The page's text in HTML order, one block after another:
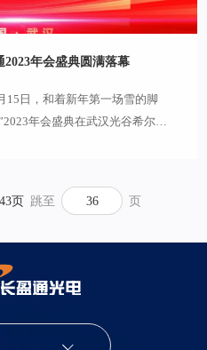
年会盛典圆满落幕
15日，和着新年第一场雪的脚
年会盛典在武汉光谷希尔顿
宾欢聚一堂，共同回首一年来的
总总结汇报了在新冠病毒肆虐和
得的来之不易的业绩成就。回
、资本化”的战略目标。2023年
本助力下，向着第
页 跳至 页